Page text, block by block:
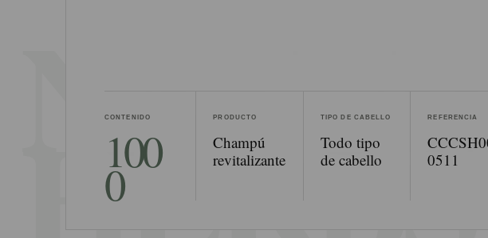
CONTENIDO
100
0
PRODUCTO
Champú
revitalizante
TIPO DE CABELLO
Todo tipo
de cabello
REFERENCIA
0511